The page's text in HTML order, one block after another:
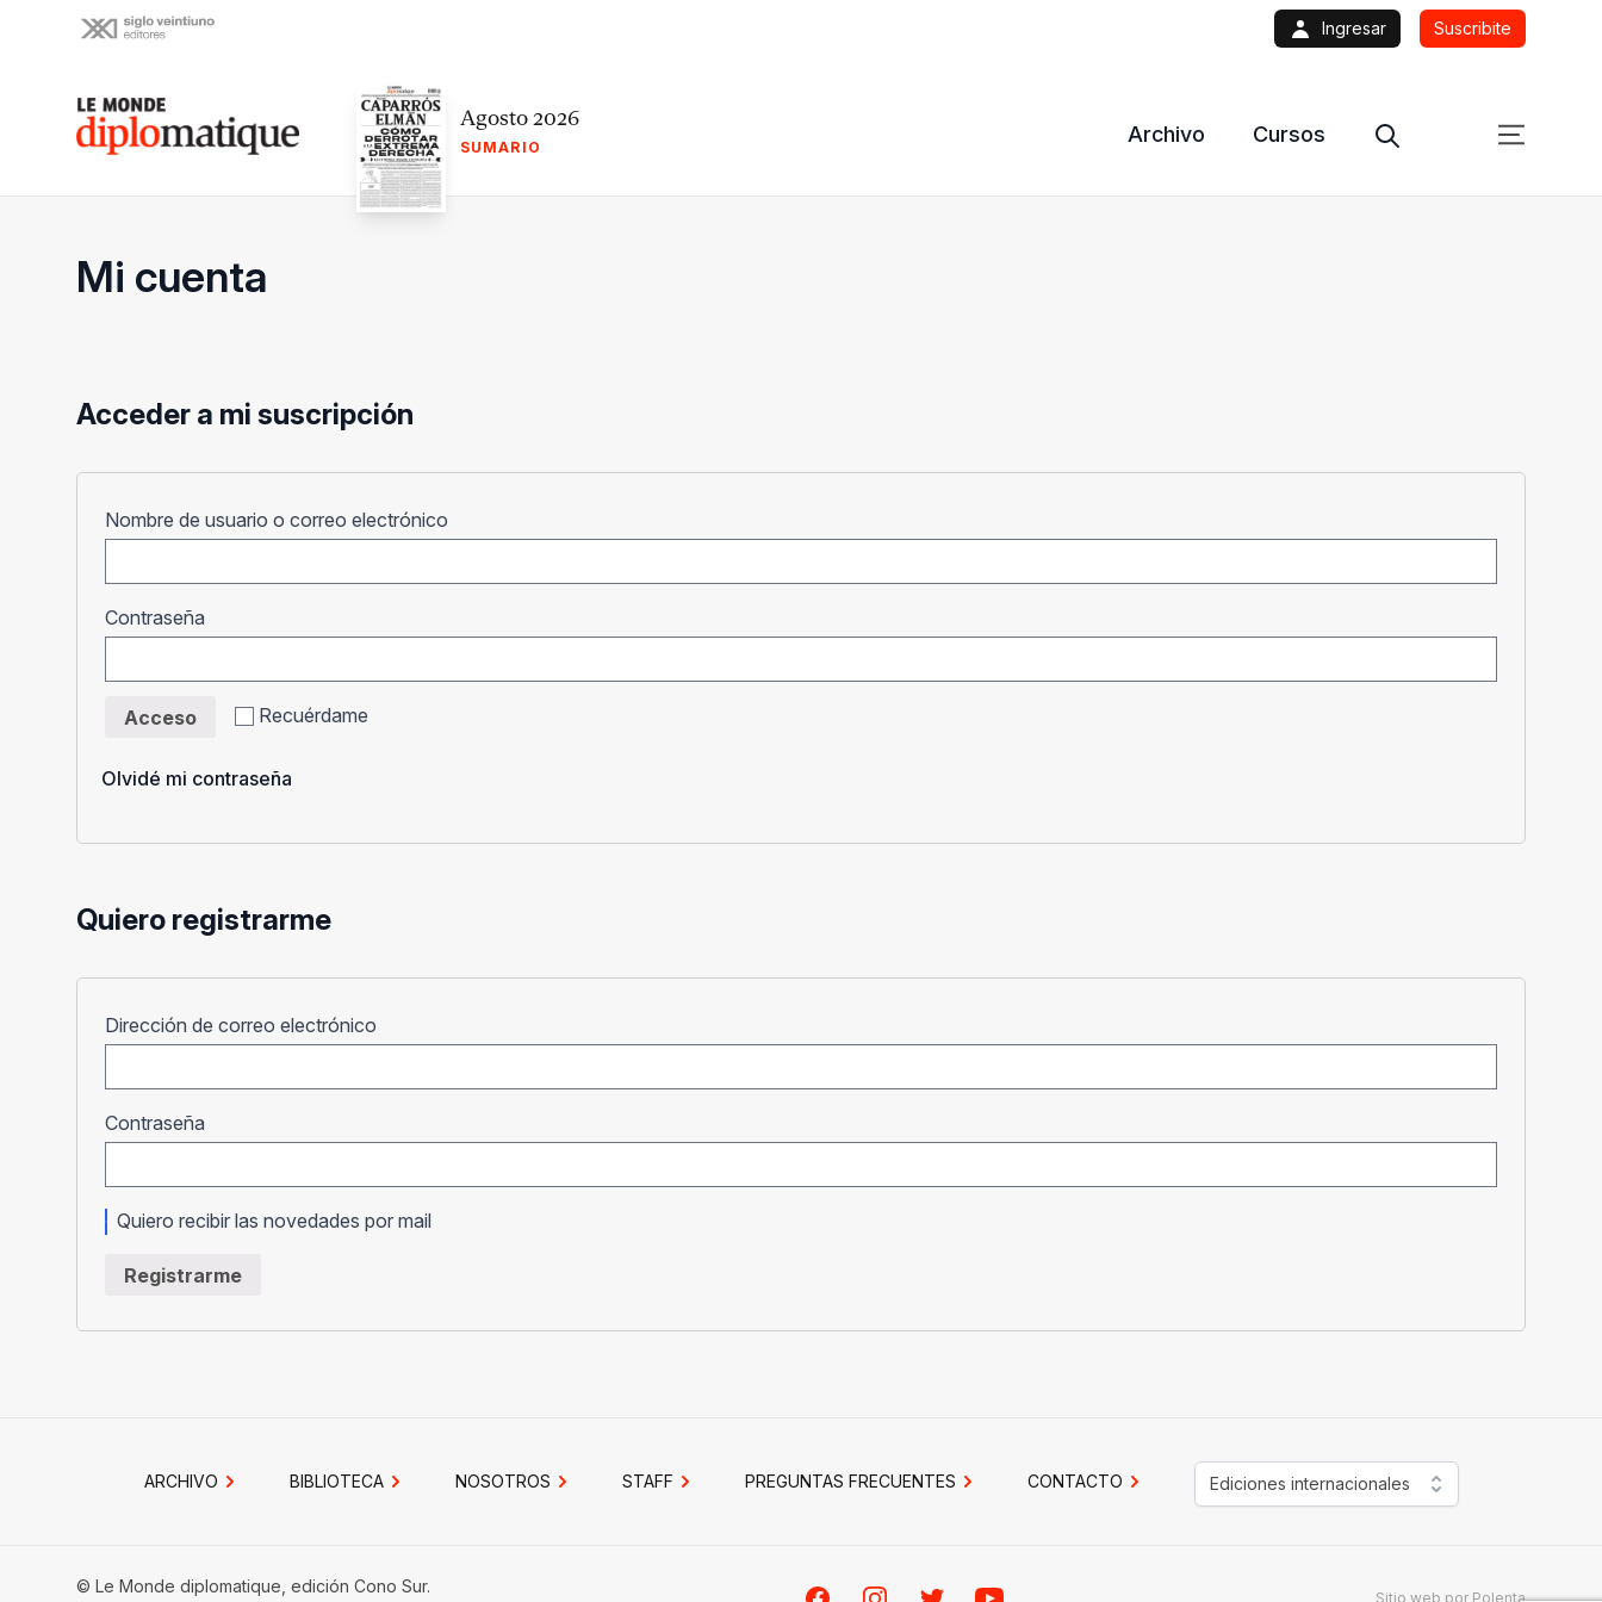
Ingresar Suscribite
Le monde diplomatique Agosto 2026
SUMARIO
Archivo Cursos
Mi cuenta
Acceder a mi suscripción
Nombre de usuario o correo electrónico
Contraseña
Recuérdame
Acceso
Olvidé mi contraseña
Quiero registrarme
Dirección de correo electrónico
Contraseña
Quiero recibir las novedades por mail
Registrarme
ARCHIVO BIBLIOTECA NOSOTROS STAFF PREGUNTAS FRECUENTES CONTACTO Ediciones internacionales
© Le Monde diplomatique, edición Cono Sur.
Sitio web por Polenta